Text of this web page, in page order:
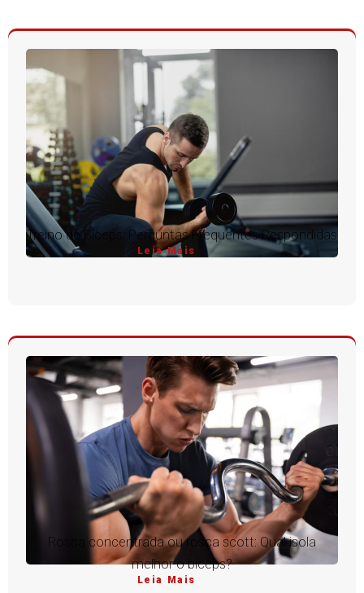
Treino de Bíceps: Perguntas Frequentes Respondidas
Leia Mais
Rosca concentrada ou rosca scott: Qual isola
melhor o bíceps?
Leia Mais